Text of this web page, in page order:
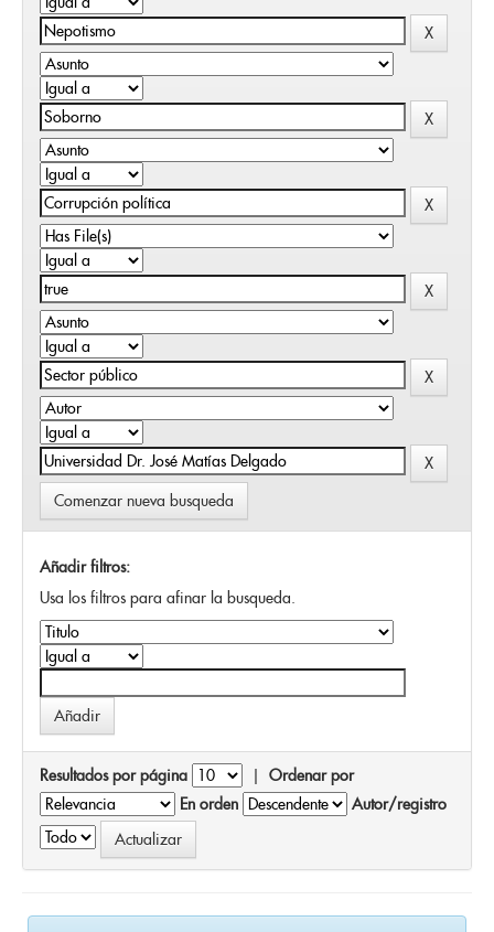
Comenzar nueva busqueda
Añadir filtros:
Usa los filtros para afinar la busqueda.
Resultados por página | Ordenar por
En orden
Autor/registro